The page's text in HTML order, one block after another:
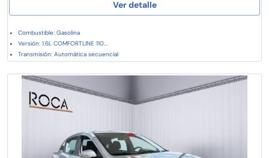
Ver detalle
Combustible: Gasolina
Versión: 1.6L COMFORTLINE 110...
Transmisión: Automática secuencial